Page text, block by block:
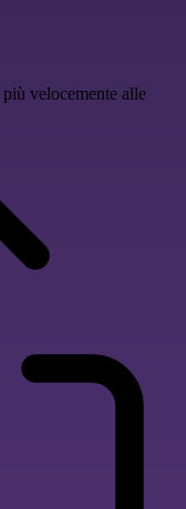
velocemente alle